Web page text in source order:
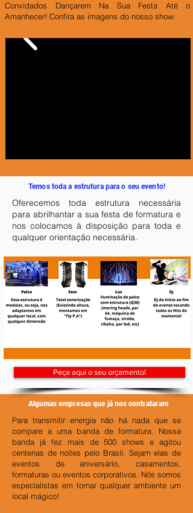
Convidados Dançarem Na Sua Festa Até o
Amanhecer! Confira as imagens do nosso show:
Temos toda a estrutura para o seu evento!
Oferecemos toda estrutura necessária
para abrilhantar a sua festa de formatura e
nos colocamos à disposição para toda e
qualquer orientação necessária.
Peça aqui o seu orçamento!
Algumas empresas que já nos contrataram
Para transmitir energia não há nada que se
compare a uma banda de formatura. Nossa
banda já fez mais de 500 shows e agitou
centenas de noites pelo Brasil. Sejam elas de
eventos de aniversário, casamentos,
formaturas ou eventos corporativos. Nós somos
especialistas em tornar qualquer ambiente um
local mágico!